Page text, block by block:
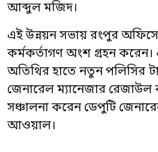
আব্দুল মজিদ।
এই উন্নয়ন সভায় রংপুর
কর্মকর্তাগণ অংশ গ্রহন
অতিথির হাতে নতুন পলিসির
জেনারেল ম্যানেজার রেজাউল
সঞ্চালনা করেন ডেপুটি
আওয়াল।